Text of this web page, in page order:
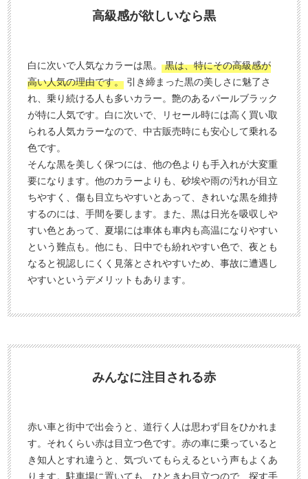
高級感が欲しいなら黒
白に次いで人気なカラーは黒。黒は、特にその高級感が
高い人気の理由です。 引き締まった黒の美しさに魅了さ
れ、乗り続ける人も多いカラー。艶のあるパールブラック
が特に人気です。白に次いで、リセール時には高く買い取
られる人気カラーなので、中古販売時にも安心して乗れる
色です。
そんな黒を美しく保つには、他の色よりも手入れが大変重
要になります。他のカラーよりも、砂埃や雨の汚れが目立
ちやすく、傷も目立ちやすいとあって、きれいな黒を維持
するのには、手間を要します。また、黒は日光を吸収しや
すい色とあって、夏場には車体も車内も高温になりやすい
という難点も。他にも、日中でも紛れやすい色で、夜とも
なると視認しにくく見落とされやすいため、事故に遭遇し
やすいというデメリットもあります。
みんなに注目される赤
赤い車と街中で出会うと、道行く人は思わず目をひかれま
す。それくらい赤は目立つ色です。赤の車に乗っていると
き知人とすれ違うと、気づいてもらえるという声もよくあ
ります。駐車場に置いても、ひときわ目立つので、探す手